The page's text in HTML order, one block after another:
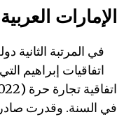
2/الإمارات
في المرتبة الثانية